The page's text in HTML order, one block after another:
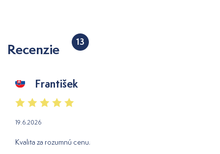
Recenzie 13
František
19.6.2026
Kvalita za rozumnú cenu.